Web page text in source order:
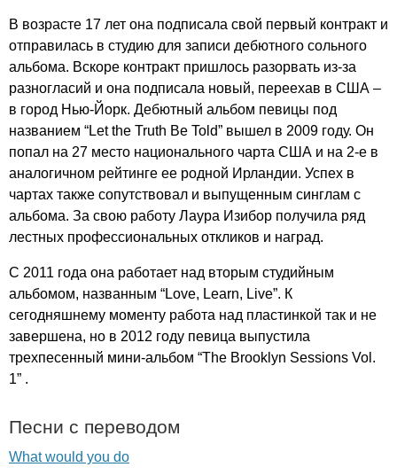
В возрасте 17 лет она подписала свой первый контракт и
отправилась в студию для записи дебютного сольного
альбома. Вскоре контракт пришлось разорвать из-за
разногласий и она подписала новый, переехав в США –
в город Нью-Йорк. Дебютный альбом певицы под
названием “Let the Truth Be Told” вышел в 2009 году. Он
попал на 27 место национального чарта США и на 2-е в
аналогичном рейтинге ее родной Ирландии. Успех в
чартах также сопутствовал и выпущенным синглам с
альбома. За свою работу Лаура Изибор получила ряд
лестных профессиональных откликов и наград.
С 2011 года она работает над вторым студийным
альбомом, названным “Love, Learn, Live”. К
сегодняшнему моменту работа над пластинкой так и не
завершена, но в 2012 году певица выпустила
трехпесенный мини-альбом “The Brooklyn Sessions Vol .
1” .
Песни с переводом
What would you do